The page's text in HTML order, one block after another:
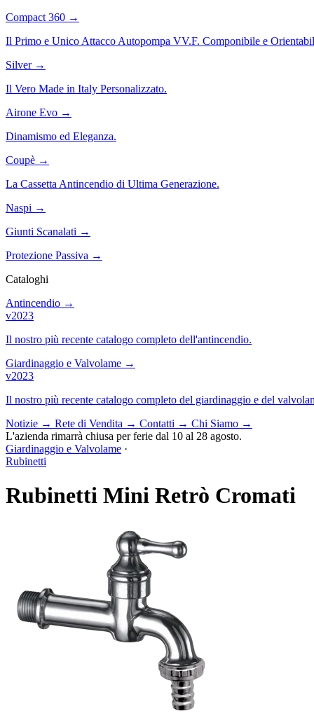
Compact 360 →
Il Primo e Unico Attacco Autopompa VV.F. Componibile e
Silver →
Il Vero Made in Italy Personalizzato.
Airone Evo →
Dinamismo ed Eleganza.
Coupè →
La Cassetta Antincendio di Ultima Generazione.
Naspi →
Giunti Scanalati →
Protezione Passiva →
Cataloghi
Antincendio →
v2023
Il nostro più recente catalogo completo dell'antincendio.
Giardinaggio e Valvolame →
v2023
Il nostro più recente catalogo completo del giardinaggio e del
Notizie → Rete di Vendita → Contatti → Chi Siamo →
L'azienda rimarrà chiusa per ferie dal 10 al 28 agosto.
Giardinaggio e Valvolame ·
Rubinetti
Rubinetti Mini Retrò Cromati